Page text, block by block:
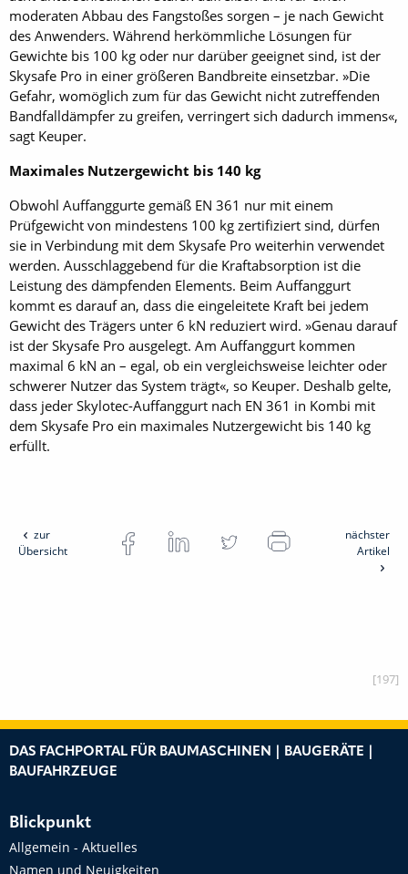
moderaten Abbau des Fangstoßes sorgen – je nach Gewicht
des Anwenders. Während herkömmliche Lösungen für
Gewichte bis 100 kg oder nur darüber geeignet sind, ist der
Skysafe Pro in einer größeren Bandbreite einsetzbar. »Die
Gefahr, womöglich zum für das Gewicht nicht zutreffenden
Bandfalldämpfer zu greifen, verringert sich dadurch immens«,
sagt Keuper.
Maximales Nutzergewicht bis 140 kg
Obwohl Auffanggurte gemäß EN 361 nur mit einem
Prüfgewicht von mindestens 100 kg zertifiziert sind, dürfen
sie in Verbindung mit dem Skysafe Pro weiterhin verwendet
werden. Ausschlaggebend für die Kraftabsorption ist die
Leistung des dämpfenden Elements. Beim Auffanggurt
kommt es darauf an, dass die eingeleitete Kraft bei jedem
Gewicht des Trägers unter 6 kN reduziert wird. »Genau darauf
ist der Skysafe Pro ausgelegt. Am Auffanggurt kommen
maximal 6 kN an – egal, ob ein vergleichsweise leichter oder
schwerer Nutzer das System trägt«, so Keuper. Deshalb gelte,
dass jeder Skylotec-Auffanggurt nach EN 361 in Kombi mit
dem Skysafe Pro ein maximales Nutzergewicht bis 140 kg
erfüllt.
zur
Übersicht
nächster
Artikel
[197]
DAS FACHPORTAL FÜR BAUMASCHINEN | BAUGERÄTE |
BAUFAHRZEUGE
Blickpunkt
Allgemein - Aktuelles
Namen und Neuigkeiten